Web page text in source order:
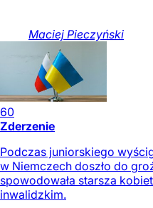
Maciej Pieczyński
60
Zderzenie
Podczas juniorskiego
w Niemczech doszło do
spowodowała starsza
inwalidzkim.